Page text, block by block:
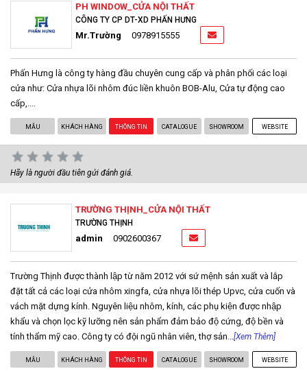
PH WINDOW_CỬA NỘI THẤT
CÔNG TY CP DT-XD PHẤN HƯNG
Mr.Trường 0978915555
Phấn Hưng là công ty hàng đầu chuyên cung cấp và phân phối các loại
cửa như: Cửa nhựa lõi nhôm đúc liền khuôn BOB-Alu, Cửa tự động cao
cấp,....
MẪU KHÁCH HÀNG THÔNG TIN CATALOGUE SHOWROOM WEBSITE
Hãy là người đầu tiên gửi đánh giá.
TRƯỜNG THỊNH_CỬA NỘI THẤT
TRƯỜNG THỊNH
admin 0902600367
Trường Thịnh được thành lập từ năm 2012 với sứ mệnh sản xuất và lắp
đặt tất cả các loại cửa nhôm xingfa, cửa nhựa lõi thép Upvc, cửa cuốn và
vách mặt dựng kính. Nguyên liệu nhôm, kính, các phụ kiện được nhập
khẩu và chọn lọc kỹ lưỡng nên sản phẩm đảm bảo độ cứng, độ bền và
tính thẩm mỹ cao. Công ty có đội ngũ nhân viên, thợ sản... [Xem Thêm]
MẪU KHÁCH HÀNG THÔNG TIN CATALOGUE SHOWROOM WEBSITE